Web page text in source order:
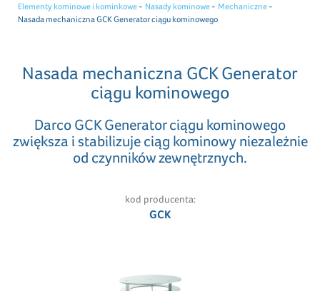
Elementy kominowe i kominkowe
Nasady kominowe
Mechaniczne
Nasada mechaniczna GCK Generator ciągu kominowego
Nasada mechaniczna GCK Generator
ciągu kominowego
Darco GCK Generator ciągu kominowego
zwiększa i stabilizuje ciąg kominowy niezależnie
od czynników zewnętrznych.
kod producenta:
GCK